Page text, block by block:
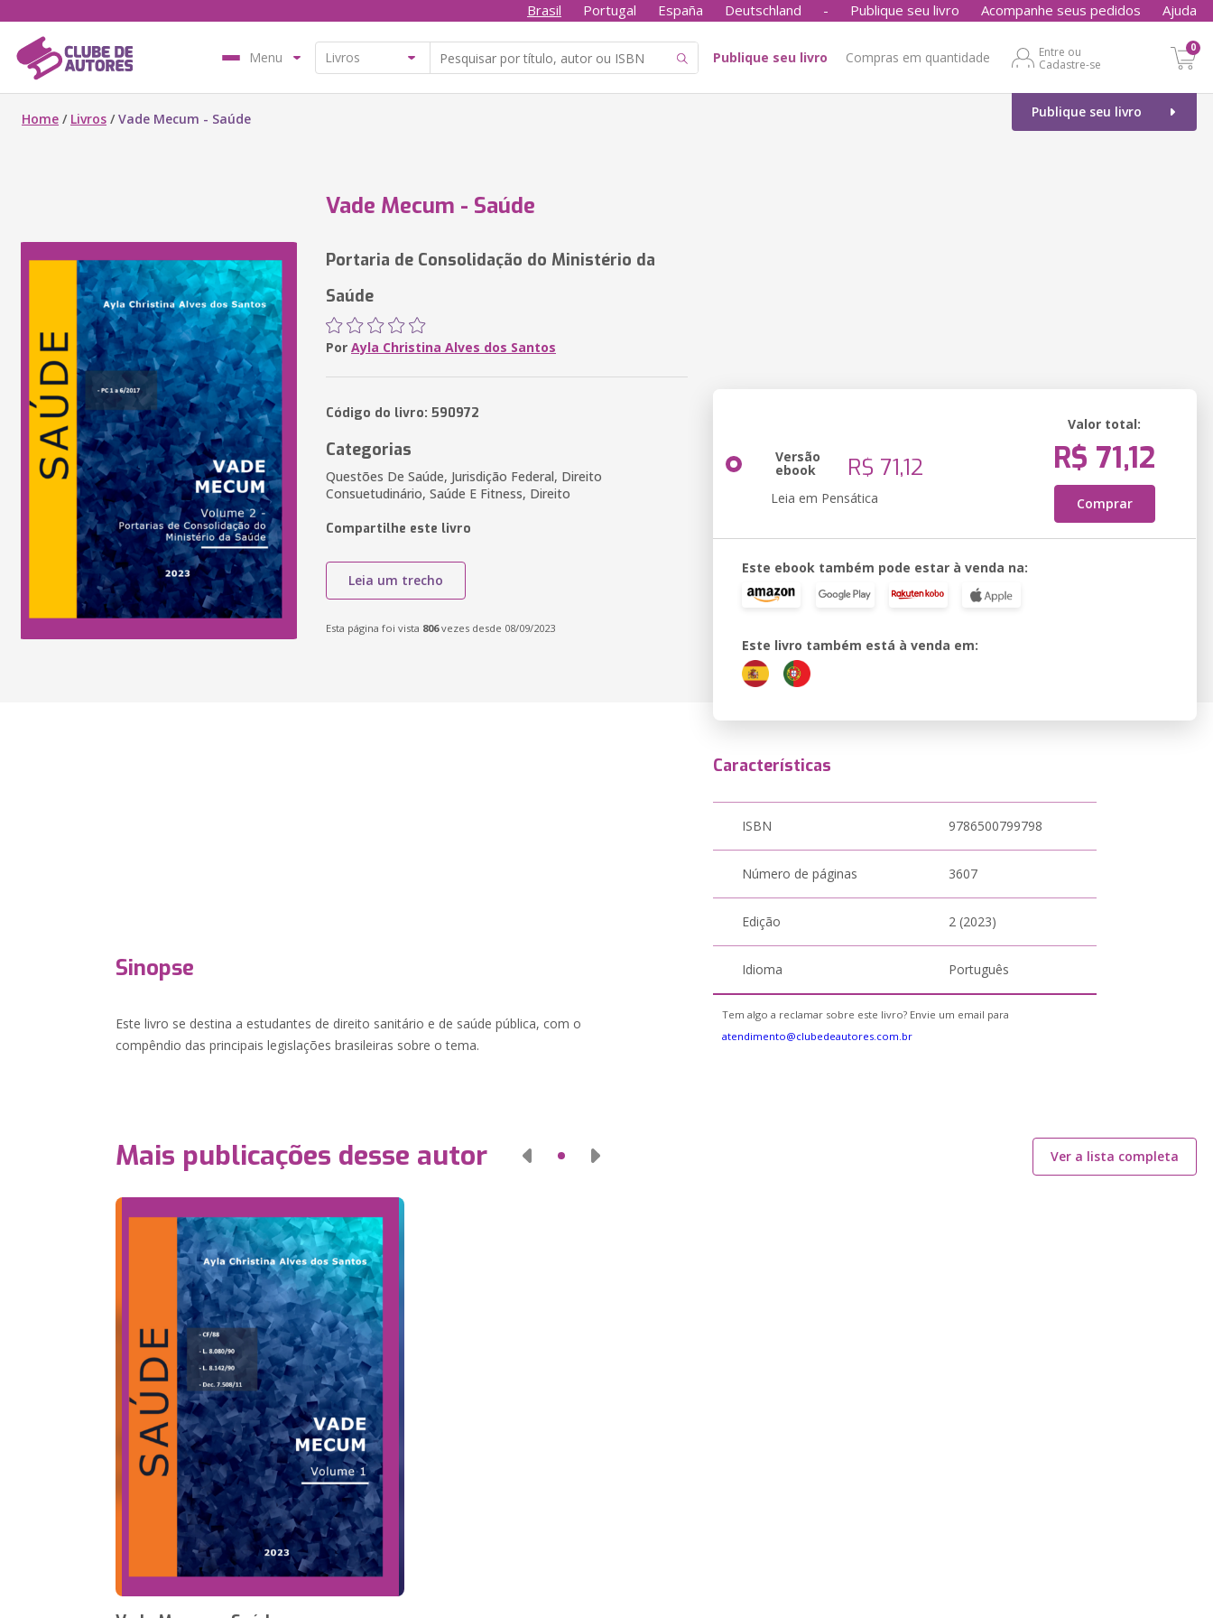
Brasil Portugal España Deutschland - Publique seu livro Acompanhe seus pedidos Ajuda
Menu Publique seu livro Compras em quantidade
Entre ou
Cadastre-se
0
Publique seu livro
Home / Livros /Vade Mecum - Saúde
Vade Mecum - Saúde
Portaria de Consolidação do Ministério da
Saúde
Por Ayla Christina Alves dos Santos
Código do livro: 590972
Categorias
Questões De Saúde, Jurisdição Federal, Direito
Consuetudinário, Saúde E Fitness, Direito
Compartilhe este livro
Leia um trecho
Esta página foi vista 806vezes desde 08/09/2023
Versão
ebook R$ 71,12
Leia em Pensática
Valor total:
R$ 71,12
Comprar
Este ebook também pode estar à venda na:
Este livro também está à venda em:
Sinopse
Este livro se destina a estudantes de direito sanitário e de saúde pública, com o
compêndio das principais legislações brasileiras sobre o tema.
Características
ISBN 9786500799798
Número de páginas 3607
Edição 2 (2023)
Idioma Português
Tem algo a reclamar sobre este livro? Envie um email para
atendimento@clubedeautores.com.br
Mais publicações desse autor Ver a lista completa